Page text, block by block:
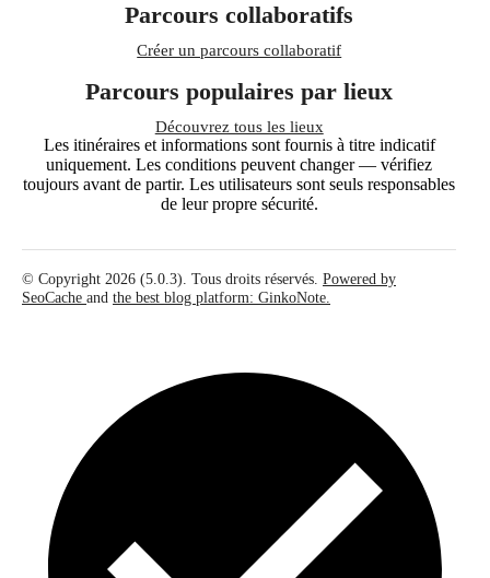
Parcours collaboratifs
Créer un parcours collaboratif
Parcours populaires par lieux
Découvrez tous les lieux
Les itinéraires et informations sont fournis à titre indicatif
uniquement. Les conditions peuvent changer — vérifiez
toujours avant de partir. Les utilisateurs sont seuls responsables
de leur propre sécurité.
© Copyright 2026 (5.0.3). Tous droits réservés. Powered by
SeoCache and the best blog platform: GinkoNote.